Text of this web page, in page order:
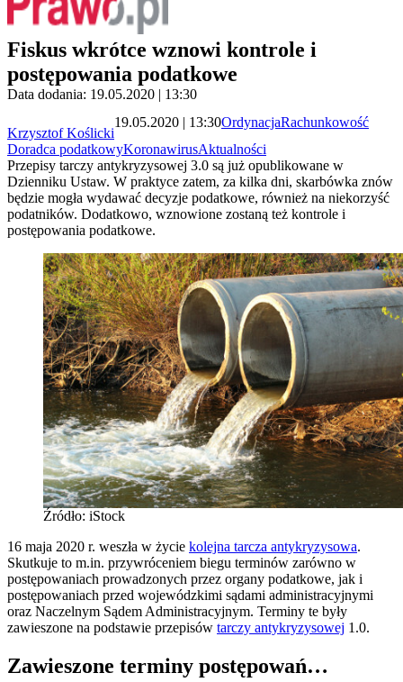
Fiskus wkrótce wznowi kontrole i
postępowania podatkowe
Data dodania: 19.05.2020 | 13:30
Krzysztof Koślicki
19.05.2020 | 13:30OrdynacjaRachunkowość
Doradca podatkowyKoronawirusAktualności
Przepisy tarczy antykryzysowej 3.0 są już opublikowane w
Dzienniku Ustaw. W praktyce zatem, za kilka dni, skarbówka znów
będzie mogła wydawać decyzje podatkowe, również na niekorzyść
podatników. Dodatkowo, wznowione zostaną też kontrole i
postępowania podatkowe.
Źródło: iStock
16 maja 2020 r. weszła w życie kolejna tarcza antykryzysowa.
Skutkuje to m.in. przywróceniem biegu terminów zarówno w
postępowaniach prowadzonych przez organy podatkowe, jak i
postępowaniach przed wojewódzkimi sądami administracyjnymi
oraz Naczelnym Sądem Administracyjnym. Terminy te były
zawieszone na podstawie przepisów tarczy antykryzysowej 1.0.
Zawieszone terminy postępowań…